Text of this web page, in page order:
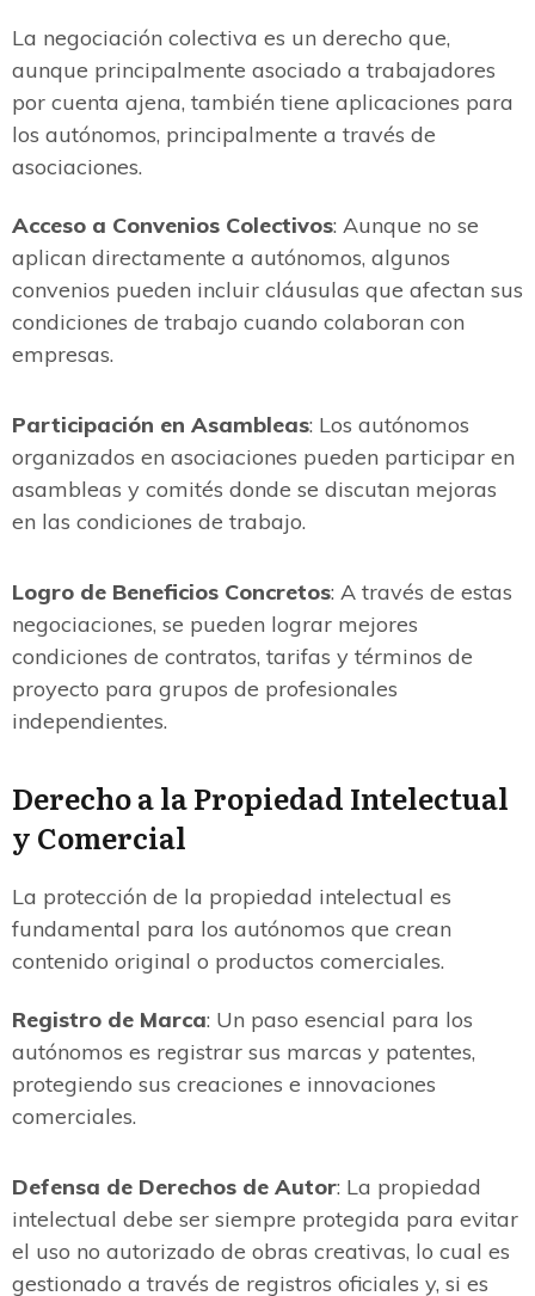
La negociación colectiva es un derecho que,
aunque principalmente asociado a trabajadores
por cuenta ajena, también tiene aplicaciones para
los autónomos, principalmente a través de
asociaciones.
Acceso a Convenios Colectivos: Aunque no se
aplican directamente a autónomos, algunos
convenios pueden incluir cláusulas que afectan sus
condiciones de trabajo cuando colaboran con
empresas.
Participación en Asambleas: Los autónomos
organizados en asociaciones pueden participar en
asambleas y comités donde se discutan mejoras
en las condiciones de trabajo.
Logro de Beneficios Concretos: A través de estas
negociaciones, se pueden lograr mejores
condiciones de contratos, tarifas y términos de
proyecto para grupos de profesionales
independientes.
Derecho a la Propiedad Intelectual
y Comercial
La protección de la propiedad intelectual es
fundamental para los autónomos que crean
contenido original o productos comerciales.
Registro de Marca: Un paso esencial para los
autónomos es registrar sus marcas y patentes,
protegiendo sus creaciones e innovaciones
comerciales.
Defensa de Derechos de Autor: La propiedad
intelectual debe ser siempre protegida para evitar
el uso no autorizado de obras creativas, lo cual es
gestionado a través de registros oficiales y, si es